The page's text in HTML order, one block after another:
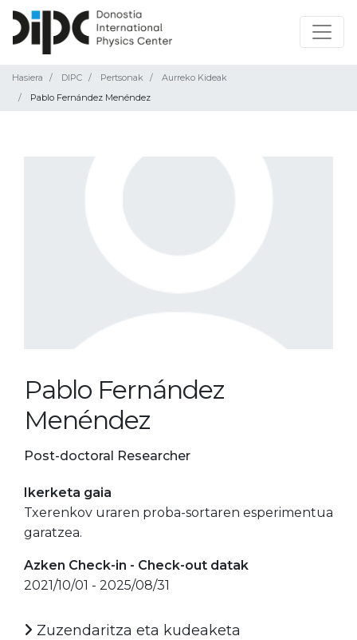
Hasiera DIPC Pertsonak
Aurreko Kideak
Pablo Fernández Menéndez
Pablo Fernández
Menéndez
Post-doctoral Researcher
Ikerketa gaia
Txerenkov uraren proba-sortaren esperimentua
garatzea.
Azken Check-in - Check-out datak
2021/10/01 - 2025/08/31
Zuzendaritza eta kudeaketa